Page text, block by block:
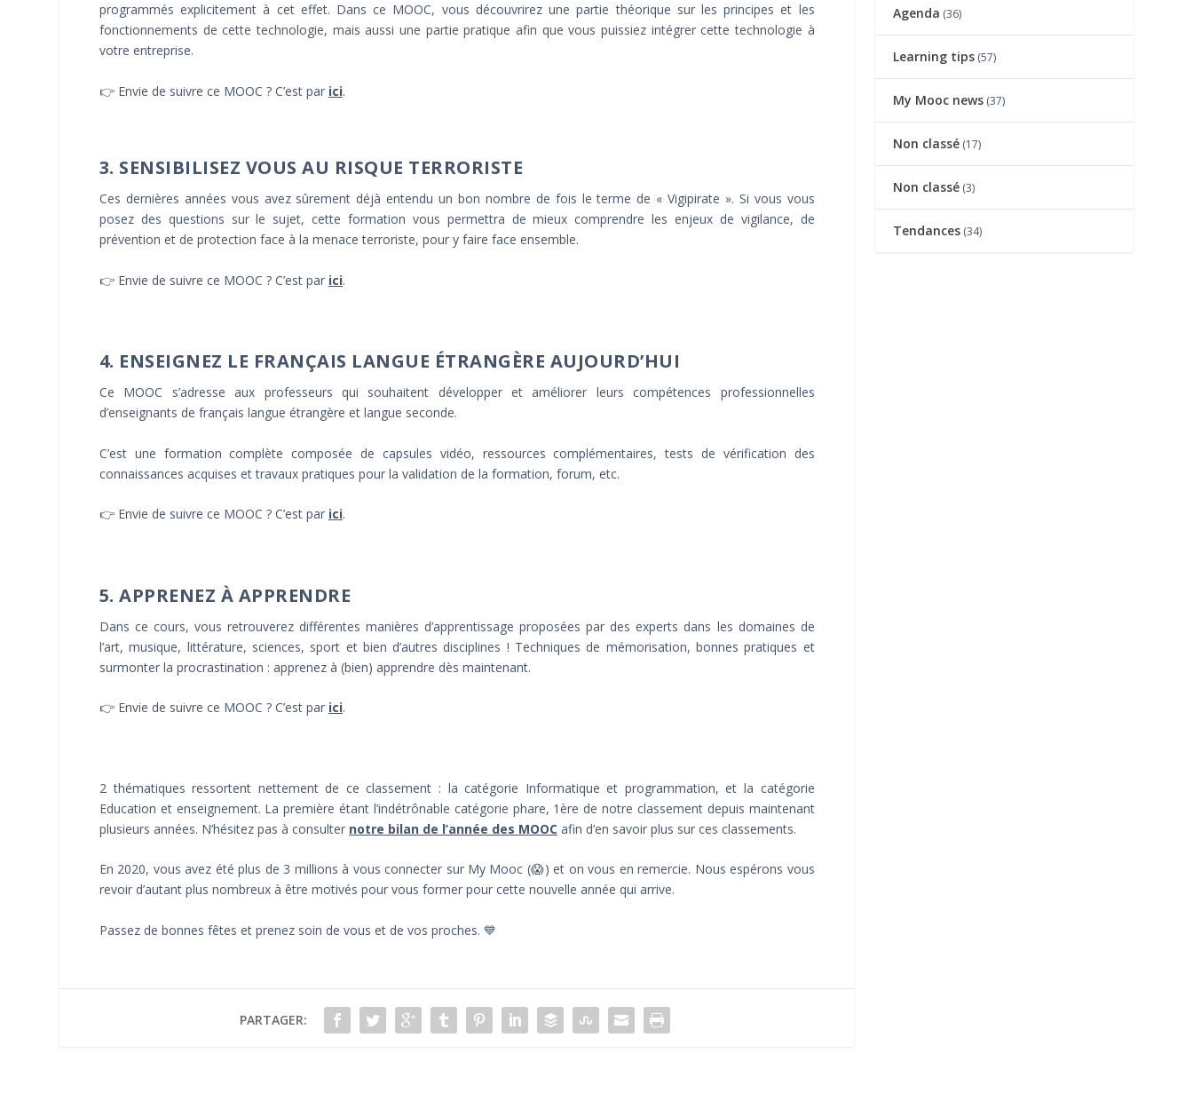
programmés explicitement à cet effet. Dans ce MOOC, vous découvrirez une partie théorique sur les principes et les
fonctionnements de cette technologie, mais aussi une partie pratique afin que vous puissiez intégrer cette technologie à
votre entreprise.
👉 Envie de suivre ce MOOC ? C’est par ici.
3. SENSIBILISEZ VOUS AU RISQUE TERRORISTE
Ces dernières années vous avez sûrement déjà entendu un bon nombre de fois le terme de « Vigipirate ». Si vous vous
posez des questions sur le sujet, cette formation vous permettra de mieux comprendre les enjeux de vigilance, de
prévention et de protection face à la menace terroriste, pour y faire face ensemble.
👉 Envie de suivre ce MOOC ? C’est par ici.
4. ENSEIGNEZ LE FRANÇAIS LANGUE ÉTRANGÈRE AUJOURD’HUI
Ce MOOC s’adresse aux professeurs qui souhaitent développer et améliorer leurs compétences professionnelles
d’enseignants de français langue étrangère et langue seconde.
C’est une formation complète composée de capsules vidéo, ressources complémentaires, tests de vérification des
connaissances acquises et travaux pratiques pour la validation de la formation, forum, etc.
👉 Envie de suivre ce MOOC ? C’est par ici.
5. APPRENEZ À APPRENDRE
Dans ce cours, vous retrouverez différentes manières d’apprentissage proposées par des experts dans les domaines de
l’art, musique, littérature, sciences, sport et bien d’autres disciplines ! Techniques de mémorisation, bonnes pratiques et
surmonter la procrastination : apprenez à (bien) apprendre dès maintenant.
👉 Envie de suivre ce MOOC ? C’est par ici.
2 thématiques ressortent nettement de ce classement : la catégorie Informatique et programmation, et la catégorie
Education et enseignement. La première étant l’indétrônable catégorie phare, 1ère de notre classement depuis maintenant
plusieurs années. N’hésitez pas à consulter notre bilan de l’année des MOOC afin d’en savoir plus sur ces classements.
En 2020, vous avez été plus de 3 millions à vous connecter sur My Mooc (😱) et on vous en remercie. Nous espérons vous
revoir d’autant plus nombreux à être motivés pour vous former pour cette nouvelle année qui arrive.
Passez de bonnes fêtes et prenez soin de vous et de vos proches. 💙
PARTAGER:
Agenda (36)
Learning tips (57)
My Mooc news (37)
Non classé (17)
Non classé (3)
Tendances (34)